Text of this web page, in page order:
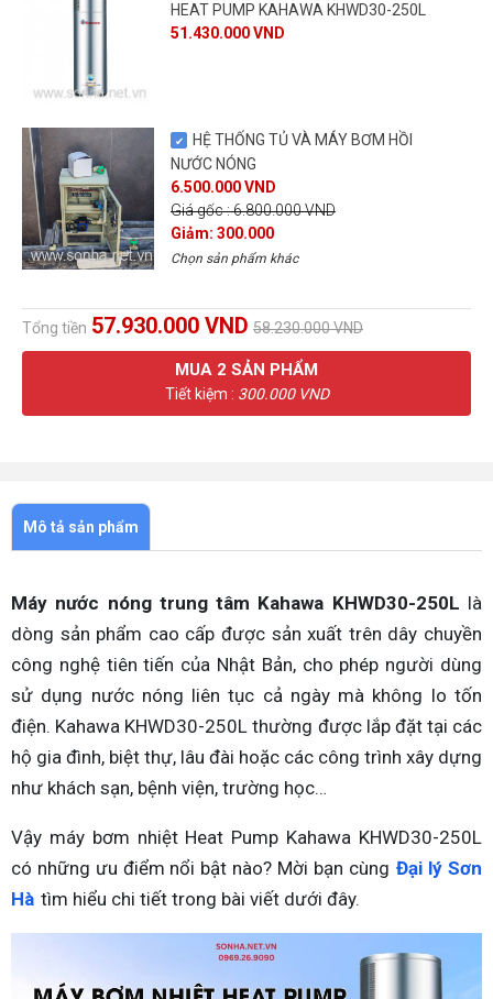
HEAT PUMP KAHAWA KHWD30-250L
51.430.000 VND
HỆ THỐNG TỦ VÀ MÁY BƠM HỒI
NƯỚC NÓNG
6.500.000 VND
Giá gốc : 6.800.000 VND
Giảm: 300.000
Chọn sản phẩm khác
Tổng tiền 57.930.000 VND 58.230.000 VND
MUA 2 SẢN PHẨM
Tiết kiệm : 300.000 VND
Mô tả sản phẩm
Máy nước nóng trung tâm Kahawa KHWD30-250L là
dòng sản phẩm cao cấp được sản xuất trên dây chuyền
công nghệ tiên tiến của Nhật Bản, cho phép người dùng
sử dụng nước nóng liên tục cả ngày mà không lo tốn
điện. Kahawa KHWD30-250L thường được lắp đặt tại các
hộ gia đình, biệt thự, lâu đài hoặc các công trình xây dựng
như khách sạn, bệnh viện, trường học…
Vậy máy bơm nhiệt Heat Pump Kahawa KHWD30-250L
có những ưu điểm nổi bật nào? Mời bạn cùng Đại lý Sơn
Hà tìm hiểu chi tiết trong bài viết dưới đây.